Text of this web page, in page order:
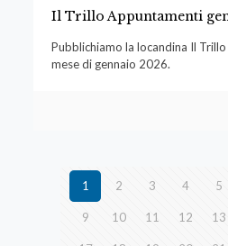
Il Trillo Appuntamenti
Pubblichiamo la locandina Il
mese di gennaio 2026.
1 2 3 4 5
9 10 11 12 13